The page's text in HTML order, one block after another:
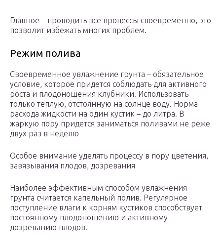
Главное – проводить все процессы своевременно, это
позволит избежать многих проблем.
Режим полива
Своевременное увлажнение грунта – обязательное
условие, которое придется соблюдать для активного
роста и плодоношения клубники. Использовать
только теплую, отстоянную на солнце воду. Норма
расхода жидкости на один кустик – до литра. В
жаркую пору придется заниматься поливами не реже
двух раз в неделю
Особое внимание уделять процессу в пору цветения,
завязывания плодов, дозревания
Наиболее эффективным способом увлажнения
грунта считается капельный полив. Регулярное
поступление влаги к корням кустиков способствует
постоянному плодоношению и активному
дозреванию плодов.